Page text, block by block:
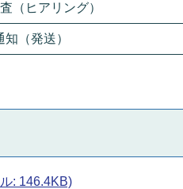
（ヒアリング）
（発送）
: 146.4KB)